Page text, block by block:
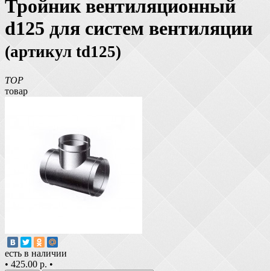
Тройник вентиляционный
d125 для систем вентиляции
(артикул td125)
TOP
товар
есть в наличии
• 425.00 р. •